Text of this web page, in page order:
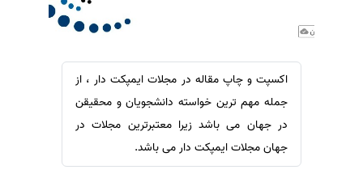
مشاهده همه زبان ها
سفارش پارافریز
سفارش فرمت‌بندی
سفارش کاهش کمیت
سفارش معرفی مجله
سفارش معرفی مقاله
اکسپت و چاپ مقاله در مجلات ایمپکت دار ، از
جمله مهم ترین خواسته دانشجویان و محقیقن
در جهان می باشد زیرا معتبرترین مجلات در
جهان مجلات ایمپکت دار می باشد.